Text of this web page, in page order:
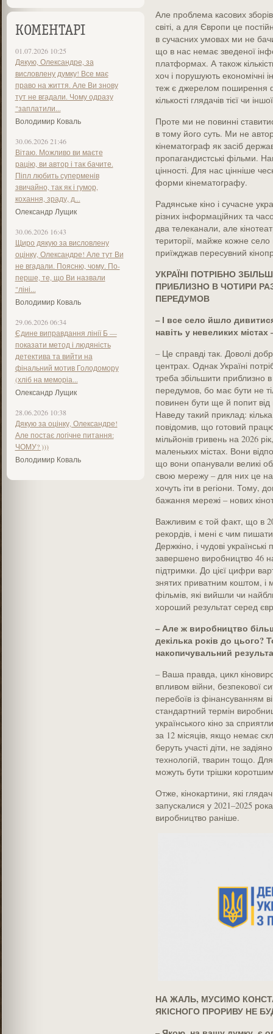
КОМЕНТАРІ
01.07.2026 10:25
Дякую, Олександре, за
висловлену думку! Все має
право на життя. Але Ви знову
тут не вгадали. Чому одразу
"заплатили...
Володимир Коваль
30.06.2026 21:46
Вітаю. Можливо ви маєте
рацію, ви автор і так бачите.
Піпл любить суперменів
звичайно, так як і гумор,
кохання, зраду, д...
Олександр Лущик
30.06.2026 16:43
Щиро дякую за висловлену
оцінку, Олександре! Але тут Ви
не вгадали. Поясню, чому. По-
перше, те, що Ви назвали
"ліні...
Володимир Коваль
29.06.2026 06:34
Єдине виправдання лінії Б —
показати метод і людяність
детектива та вийти на
фінальний мотив Голодомору
(хліб на меморіа...
Олександр Лущик
28.06.2026 10:38
Дякую за оцінку, Олександре!
Але постає логічне питання:
ЧОМУ? )))
Володимир Коваль
Але проблема касових
світі, а для Європи це
в сучасних умовах ми не
що в нас немає зведеної
платформах. А також
хоч і порушують економічні
теж є джерелом поширення
кількості глядачів тієї чи
Проте ми не повинні
в тому його суть. Ми не
кінематограф як засіб
пропагандистські фільми.
цінності. Для нас цінніше
форми кінематографу.
Радянське кіно і сучасне
різних інформаційних та
два телеканали, але
території, майже кожне
приїжджав пересувний
УКРАЇНІ ПОТРІБНО
ПРИБЛИЗНО В ЧОТИРИ
ПЕРЕДУМОВ
– І все село йшло
навіть у невеликих
– Це справді так. Доволі
центрах. Однак Україні
треба збільшити приблизно
передумов, бо має бути не
повинен бути ще й попит від
Наведу такий приклад: кілька
повідомив, що готовий
мільйонів гривень на 2026
маленьких містах. Вони
що вони опанували великі
свою мережу – для них це
хочуть іти в регіони. Тому,
бажання мережі – нових
Важливим є той факт, що в
рекордів, і мені є чим
Держкіно, і чудові
завершено виробництво 46
підтримки. До цієї цифри
знятих приватним коштом,
фільмів, які вийшли чи
хороший результат серед
– Але ж виробництво
декілька років до цього?
накопичувальний
– Ваша правда, цикл
впливом війни, безпекової
перебоїв із фінансуванням
стандартний термін
українського кіно за
за 12 місяців, якщо немає
беруть участі діти, не
технологій, тварин тощо.
можуть бути трішки
Отже, кінокартини, які
запускалися у 2021–2025
виробництво раніше.
НА ЖАЛЬ, МУСИМО
ЯКІСНОГО ПРОРИВУ НЕ